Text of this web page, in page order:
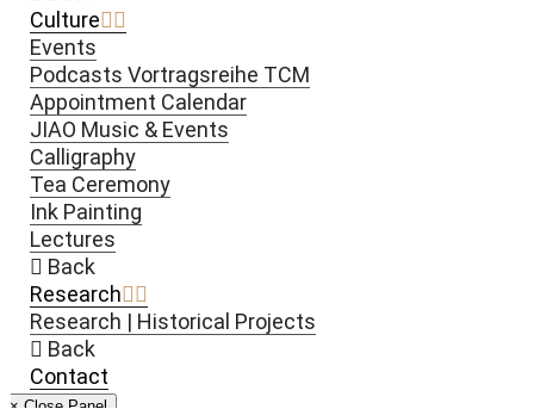
Culture
Events
Podcasts Vortragsreihe TCM
Appointment Calendar
JIAO Music & Events
Calligraphy
Tea Ceremony
Ink Painting
Lectures
Back
Research
Research | Historical Projects
Back
Contact